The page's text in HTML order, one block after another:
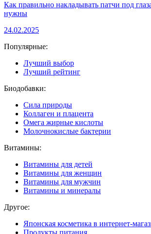
Как правильно накладывать патчи под
нужны
24.02.2025
Популярные:
Лучший выбор
Лучший рейтинг
Биодобавки:
Сила природы
Коллаген и плацента
Омега жирные кислоты
Молочнокислые бактерии
Витамины:
Витамины для детей
Витамины для женщин
Витамины для мужчин
Витамины и минералы
Другое:
Японская косметика в интернет-